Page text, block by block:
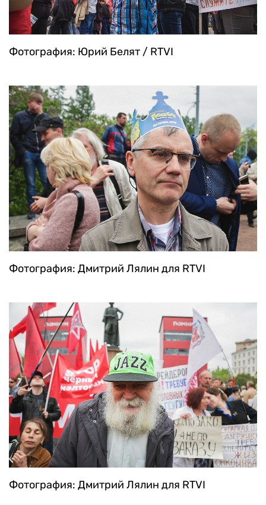
Фотография: Юрий Белят / RTVI
Фотография: Дмитрий Лялин для RTVI
Фотография: Дмитрий Лялин для RTVI